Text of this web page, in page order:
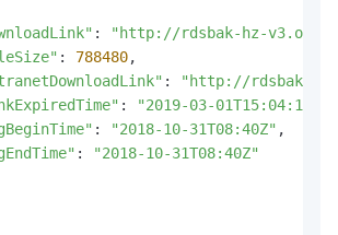
:
"http://rdsbak-hz-v3.oss-
: 788480,
:
"http://rdsbak-hz-
: "2019-03-01T15:04:13Z"
: "2018-10-31T08:40Z" ,
:
"2018-10-31T08:40Z"